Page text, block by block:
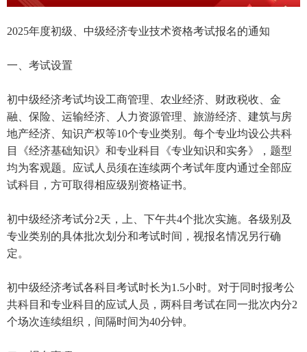
2025年度初级、中级经济专业技术资格考试报名的通知
一、考试设置
初中级经济考试均设工商管理、农业经济、财政税收、金
融、保险、运输经济、人力资源管理、旅游经济、建筑与房
地产经济、知识产权等10个专业类别。每个专业均设公共科
目《经济基础知识》和专业科目《专业知识和实务》，题型
均为客观题。应试人员须在连续两个考试年度内通过全部应
试科目，方可取得相应级别资格证书。
初中级经济考试分2天，上、下午共4个批次实施。各级别及
专业类别的具体批次划分和考试时间，视报名情况另行确
定。
初中级经济考试各科目考试时长为1.5小时。对于同时报考公
共科目和专业科目的应试人员，两科目考试在同一批次内分2
个场次连续组织，间隔时间为40分钟。